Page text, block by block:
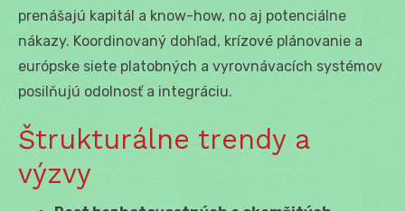
prenášajú kapitál a know-how, no aj potenciálne
nákazy. Koordinovaný dohľad, krízové plánovanie a
európske siete platobných a vyrovnávacích systémov
posilňujú odolnosť a integráciu.
Štrukturálne trendy a
výzvy